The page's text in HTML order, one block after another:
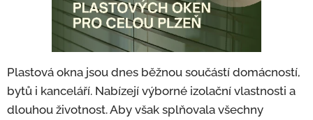
Plastová okna jsou dnes běžnou součástí domácností,
bytů i kanceláří. Nabízejí výborné izolační vlastnosti a
dlouhou životnost. Aby však splňovala všechny